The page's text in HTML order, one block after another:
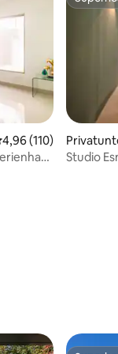
4,96 (110)
Studio